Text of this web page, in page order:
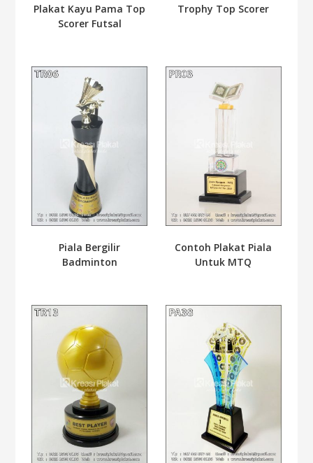
Plakat Kayu Pama Top
Scorer Futsal
Trophy Top Scorer
Piala Bergilir
Badminton
Contoh Plakat Piala
Untuk MTQ